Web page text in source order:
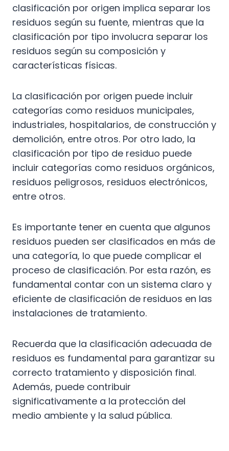
clasificación por origen implica separar los
residuos según su fuente, mientras que la
clasificación por tipo involucra separar los
residuos según su composición y
características físicas.
La clasificación por origen puede incluir
categorías como residuos municipales,
industriales, hospitalarios, de construcción y
demolición, entre otros. Por otro lado, la
clasificación por tipo de residuo puede
incluir categorías como residuos orgánicos,
residuos peligrosos, residuos electrónicos,
entre otros.
Es importante tener en cuenta que algunos
residuos pueden ser clasificados en más de
una categoría, lo que puede complicar el
proceso de clasificación. Por esta razón, es
fundamental contar con un sistema claro y
eficiente de clasificación de residuos en las
instalaciones de tratamiento.
Recuerda que la clasificación adecuada de
residuos es fundamental para garantizar su
correcto tratamiento y disposición final.
Además, puede contribuir
significativamente a la protección del
medio ambiente y la salud pública.